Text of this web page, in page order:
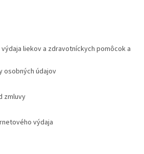
liekov a zdravotníckych pomôcok a
osobných údajov
zmluvy
výdaja